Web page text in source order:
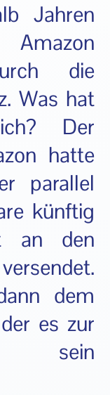
Jahren
die
Was hat
Der
hatte
parallel
künftig
an den
dem
es zur
sein